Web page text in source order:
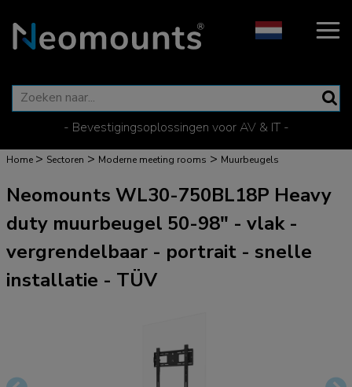
- Bevestigingsoplossingen voor AV & IT -
Home > Sectoren > Moderne meeting rooms > Muurbeugels
Neomounts WL30-750BL18P Heavy
duty muurbeugel 50-98" - vlak -
vergrendelbaar - portrait - snelle
installatie - TÜV